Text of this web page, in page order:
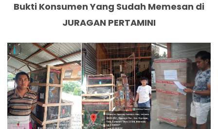
Bukti Konsumen Yang Sudah Memesan di
JURAGAN PERTAMINI